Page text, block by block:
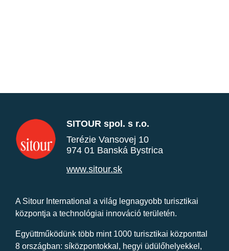
SITOUR spol. s r.o.
Terézie Vansovej 10
974 01 Banská Bystrica
www.sitour.sk
A Sitour International a világ legnagyobb turisztikai
központja a technológiai innováció területén.
Együttműködünk több mint 1000 turisztikai központtal
8 országban: síközpontokkal, hegyi üdülőhelyekkel,